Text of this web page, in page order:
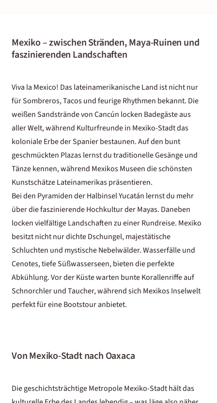
Mexiko – zwischen Stränden, Maya-Ruinen und
faszinierenden Landschaften
Viva la Mexico! Das lateinamerikanische Land ist nicht nur
für Sombreros, Tacos und feurige Rhythmen bekannt. Die
weißen Sandstrände von Cancún locken Badegäste aus
aller Welt, während Kulturfreunde in Mexiko-Stadt das
koloniale Erbe der Spanier bestaunen. Auf den bunt
geschmückten Plazas lernst du traditionelle Gesänge und
Tänze kennen, während Mexikos Museen die schönsten
Kunstschätze Lateinamerikas präsentieren.
Bei den Pyramiden der Halbinsel Yucatán lernst du mehr
über die faszinierende Hochkultur der Mayas. Daneben
locken vielfältige Landschaften zu einer Rundreise. Mexiko
besitzt nicht nur dichte Dschungel, majestätische
Schluchten und mystische Nebelwälder. Wasserfälle und
Cenotes, tiefe Süßwasserseen, bieten die perfekte
Abkühlung. Vor der Küste warten bunte Korallenriffe auf
Schnorchler und Taucher, während sich Mexikos Inselwelt
perfekt für eine Bootstour anbietet.
Von Mexiko-Stadt nach Oaxaca
Die geschichtsträchtige Metropole Mexiko-Stadt hält das